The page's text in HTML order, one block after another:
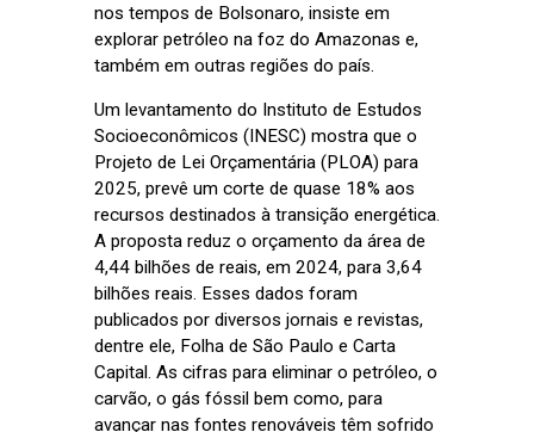
nos tempos de Bolsonaro, insiste em
explorar petróleo na foz do Amazonas e,
também em outras regiões do país.
Um levantamento do Instituto de Estudos
Socioeconômicos (INESC) mostra que o
Projeto de Lei Orçamentária (PLOA) para
2025, prevê um corte de quase 18% aos
recursos destinados à transição energética.
A proposta reduz o orçamento da área de
4,44 bilhões de reais, em 2024, para 3,64
bilhões reais. Esses dados foram
publicados por diversos jornais e revistas,
dentre ele, Folha de São Paulo e Carta
Capital. As cifras para eliminar o petróleo, o
carvão, o gás fóssil bem como, para
avançar nas fontes renováveis têm sofrido